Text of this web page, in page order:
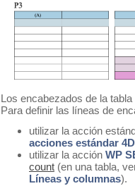
Los encabezados de la
Para definir las líneas de
utilizar la acción
acciones estándar
utilizar la acción WP
count (en una tabla,
Líneas y columnas).